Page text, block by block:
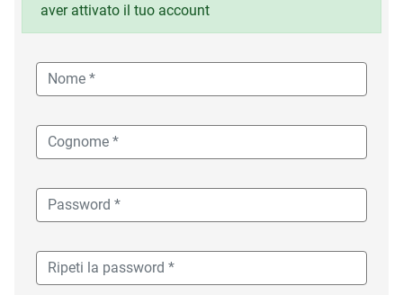
aver attivato il tuo account